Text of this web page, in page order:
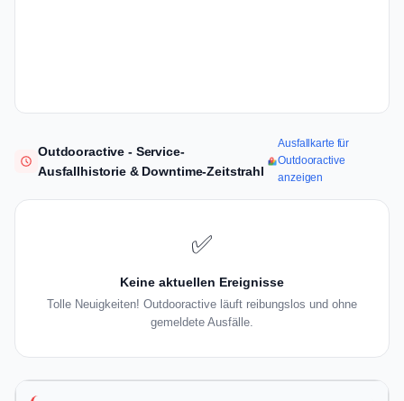
Outdooractive - Service-
Ausfallhistorie & Downtime-Zeitstrahl
Ausfallkarte für
Outdooractive
anzeigen
✅
Keine aktuellen Ereignisse
Tolle Neuigkeiten! Outdooractive läuft reibungslos und ohne
gemeldete Ausfälle.